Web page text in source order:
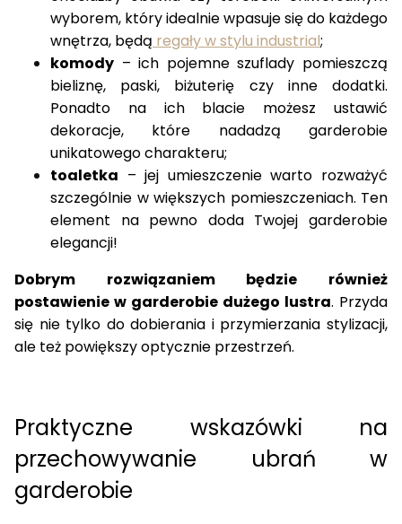
wyborem, który idealnie wpasuje się do każdego
wnętrza, będą regały w stylu industrial;
komody – ich pojemneszuflady pomieszczą
bieliznę, paski, biżuterię czy inne dodatki.
Ponadto na ich blacie możesz ustawić
dekoracje, które nadadzą garderobie
unikatowego charakteru;
toaletka – jej umieszczenie warto rozważyć
szczególnie w większych pomieszczeniach. Ten
element na pewno doda Twojej garderobie
elegancji!
Dobrym rozwiązaniembędzie również
postawienie w garderobie dużego lustra. Przyda
się nie tylko do dobierania i przymierzania stylizacji,
ale też powiększy optycznie przestrzeń.
Praktyczne wskazówki na
przechowywanie ubrań w
garderobie